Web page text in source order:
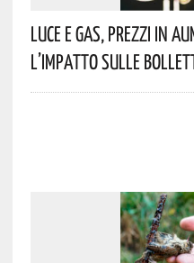
Luce E Gas, Prezzi In
L’impatto Sulle